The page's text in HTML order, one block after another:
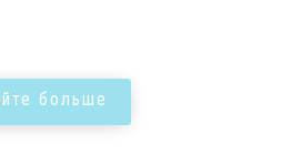
больше